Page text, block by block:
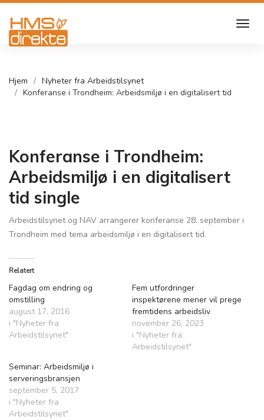
Hjem
Nyheter fra Arbeidstilsynet
Konferanse i Trondheim: Arbeidsmiljø i en digitalisert tid
Konferanse i Trondheim:
Arbeidsmiljø i en digitalisert
tid single
Arbeidstilsynet og NAV arrangerer konferanse 28. september i
Trondheim med tema arbeidsmiljø i en digitalisert tid.
Relatert
Fagdag om endring og
omstilling
august 17, 2016
i "Nyheter fra
Arbeidstilsynet"
Fem utfordringer
inspektørene mener vil prege
fremtidens arbeidsliv
november 26, 2023
i "Nyheter fra
Arbeidstilsynet"
Seminar: Arbeidsmiljø i
serveringsbransjen
september 5, 2017
i "Nyheter fra
Arbeidstilsynet"